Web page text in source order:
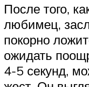
После того,
любимец,
покорно
ожидать
4-5 секунд,